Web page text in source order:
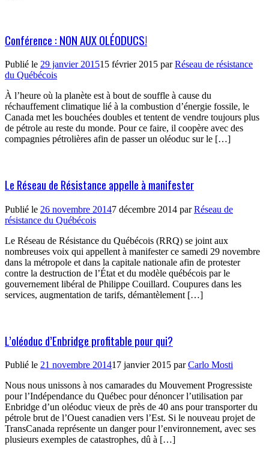
Conférence : NON AUX OLÉODUCS!
Publié le 29 janvier 201515 février 2015 parRéseau de résistance
du Québécois
À l’heure où la planète est à bout de souffle à cause du
réchauffement climatique lié à la combustion d’énergie fossile, le
Canada met les bouchées doubles et tentent de vendre toujours plus
de pétrole au reste du monde. Pour ce faire, il coopère avec des
compagnies pétrolières afin de passer un oléoduc sur le […]
Le Réseau de Résistance appelle à manifester
Publié le 26 novembre 20147 décembre 2014 parRéseau de
résistance du Québécois
Le Réseau de Résistance du Québécois (RRQ) se joint aux
nombreuses voix qui appellent à manifester ce samedi 29 novembre
dans la métropole et dans la capitale nationale afin de protester
contre la destruction de l’État et du modèle québécois par le
gouvernement libéral de Philippe Couillard. Coupures dans les
services, augmentation de tarifs, démantèlement […]
L’oléoduc d’Enbridge profitable pour qui?
Publié le 21 novembre 201417 janvier 2015 parCarlo Mosti
Nous nous unissons à nos camarades du Mouvement Progressiste
pour l’Indépendance du Québec pour dénoncer l’utilisation par
Enbridge d’un oléoduc vieux de près de 40 ans pour transporter du
pétrole brut de l’Ouest canadien vers l’Est. Si le nouveau projet de
TransCanada représente un danger pour l’environnement, avec ses
plusieurs exemples de catastrophes, dû à […]